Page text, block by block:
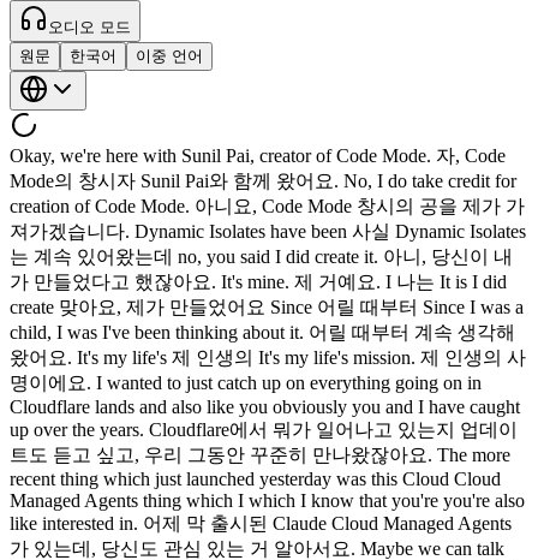
오디오 모드
원문
한국어 이중 언어
Okay, we're here with Sunil Pai, creator of Code Mode. 자, Code
Mode의 창시자 Sunil Pai와 함께 왔어요. No, I do take credit for
creation of Code Mode. 아니요, Code Mode 창시의 공을 제가 가
져가겠습니다. Dynamic Isolates have been 사실 Dynamic Isolates
는 계속 있어왔는데 no, you said I did create it. 아니, 당신이 내
가 만들었다고 했잖아요. It's mine. 제 거예요. I 나는 It is I did
create 맞아요, 제가 만들었어요 Since 어릴 때부터 Since I was a
child, I was I've been thinking about it. 어릴 때부터 계속 생각해
왔어요. It's my life's 제 인생의 It's my life's mission. 제 인생의 사
명이에요. I wanted to just catch up on everything going on in
Cloudflare lands and also like you obviously you and I have caught
up over the years. Cloudflare에서 뭐가 일어나고 있는지 업데이
트도 듣고 싶고, 우리 그동안 꾸준히 만나왔잖아요. The more
recent thing which just launched yesterday was this Cloud Cloud
Managed Agents thing which I which I know that you're you're also
like interested in. 어제 막 출시된 Claude Cloud Managed Agents
가 있는데, 당신도 관심 있는 거 알아서요. Maybe we can talk